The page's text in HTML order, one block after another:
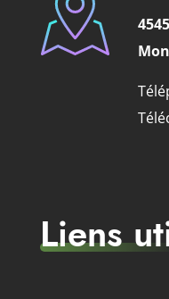
Liens